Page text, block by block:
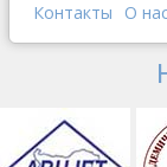
Контакты
О